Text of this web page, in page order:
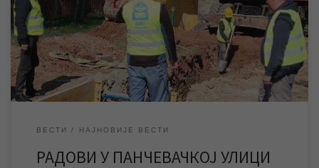
одводни колектор са пратећим објектима до примарног
пречистача отпадних вода у Зрењанину, због чега је дошло до
прекида водоснабдевања у Панчевачкој и околним улицама.
ЈКП „Водовод и […]
ВЕСТИ НАЈНОВИЈЕ ВЕСТИ
РАДОВИ У ПАНЧЕВАЧКОЈ УЛИЦИ